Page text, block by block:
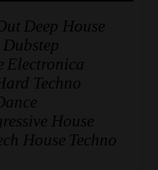
Deep House
Dubstep
Electronica
Techno
House
House Techno